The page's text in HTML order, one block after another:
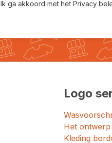
Ik ga akkoord met het Privacy
Logo
Het
Kleding